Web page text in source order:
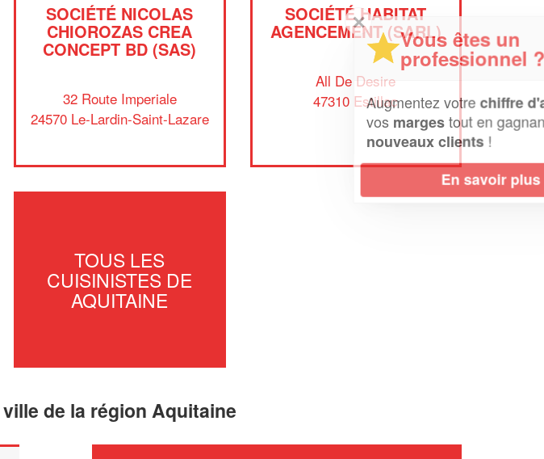
SOCIÉTÉ NICOLAS
CHIOROZAS CREA
CONCEPT BD (SAS)
32 Route Imperiale
24570 Le-Lardin-Saint-Lazare
SOCIÉTÉ HABITAT
AGENCEMENT (SARL)
All De Desire
47310 Estillac
TOUS LES
CUISINISTES DE
AQUITAINE
de la région Aquitaine
✕
Vous êtes un
professionnel ?
Augmentez votrechiffre d'affaireset
tout en gagnant de
nouveaux clients!
En savoir plus